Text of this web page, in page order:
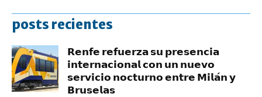
posts recientes
𝗥𝗲𝗻𝗳𝗲 𝗿𝗲𝗳𝘂𝗲𝗿𝘇𝗮 𝘀𝘂 𝗽𝗿𝗲𝘀𝗲𝗻𝗰𝗶𝗮
𝗶𝗻𝘁𝗲𝗿𝗻𝗮𝗰𝗶𝗼𝗻𝗮𝗹 𝗰𝗼𝗻 𝘂𝗻 𝗻𝘂𝗲𝘃𝗼
𝘀𝗲𝗿𝘃𝗶𝗰𝗶𝗼 𝗻𝗼𝗰𝘁𝘂𝗿𝗻𝗼 𝗲𝗻𝘁𝗿𝗲 𝗠𝗶𝗹𝗮́𝗻 𝘆
𝗕𝗿𝘂𝘀𝗲𝗹𝗮𝘀